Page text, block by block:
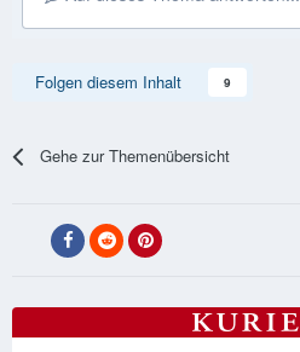
Folgen diesem Inhalt 9
Gehe zur Themenübersicht